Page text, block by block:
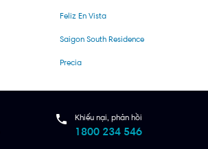
Feliz En Vista
Saigon South Residence
Precia
Khiếu nại, phản hồi
1800 234 546